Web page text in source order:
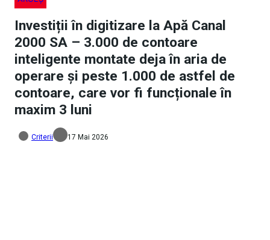
Investiții în digitizare la Apă Canal
2000 SA – 3.000 de contoare
inteligente montate deja în aria de
operare și peste 1.000 de astfel de
contoare, care vor fi funcționale în
maxim 3 luni
Criterii 17 Mai 2026